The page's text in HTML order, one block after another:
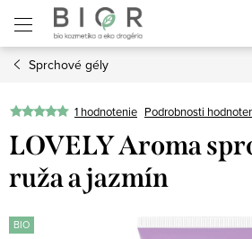
obsah
Sprchové gély
1 hodnotenie Podrobnosti
LOVELY Aroma
ruža a jazmín
BIO